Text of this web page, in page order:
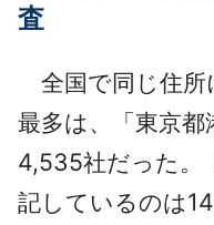
査
全国で同じ住所
最多は、「東京
4,535社だった。
記しているのは